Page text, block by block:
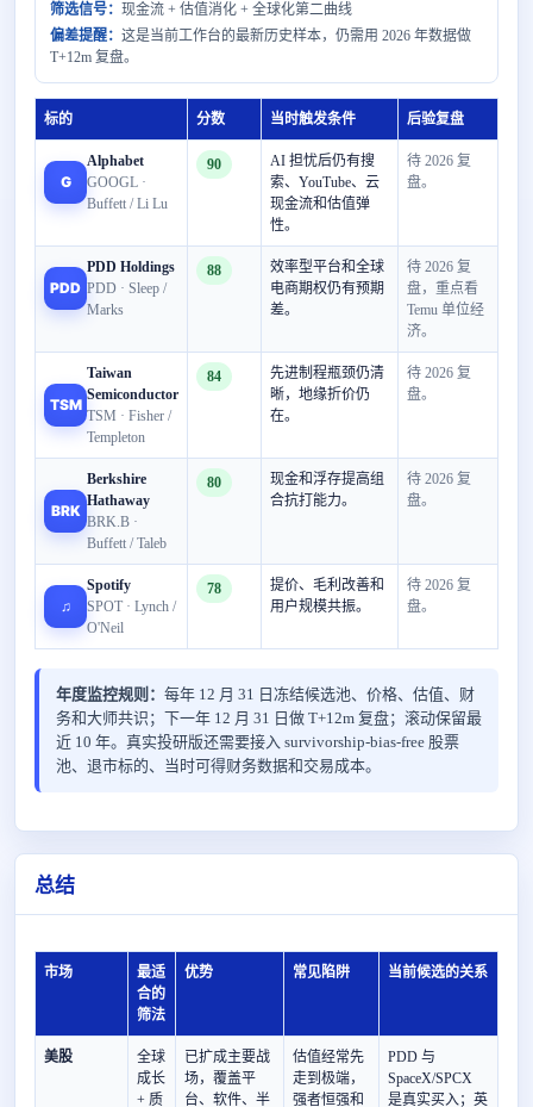
筛选信号： 现金流 + 估值消化 + 全球化第二曲线
偏差提醒： 这是当前工作台的最新历史样本，仍需用 2026 年数据做
T+12m 复盘。
标的 分数 当时触发条件 后验复盘
G
Alphabet
GOOGL ·
Buffett / Li Lu
90
AI 担忧后仍有搜
索、YouTube、云
现金流和估值弹
性。
待 2026 复
盘。
PDD
PDD Holdings
PDD · Sleep /
Marks
88
效率型平台和全球
电商期权仍有预期
差。
待 2026 复
盘，重点看
Temu 单位经
济。
TSM
Taiwan
Semiconductor
TSM · Fisher /
Templeton
84
先进制程瓶颈仍清
晰，地缘折价仍
在。
待 2026 复
盘。
BRK
Berkshire
Hathaway
BRK.B ·
Buffett / Taleb
80
现金和浮存提高组
合抗打能力。
待 2026 复
盘。
♫
Spotify
SPOT · Lynch /
O'Neil
78
提价、毛利改善和
用户规模共振。
待 2026 复
盘。
年度监控规则： 每年 12 月 31 日冻结候选池、价格、估值、财
务和大师共识；下一年 12 月 31 日做 T+12m 复盘；滚动保留最
近 10 年。真实投研版还需要接入 survivorship-bias-free 股票
池、退市标的、当时可得财务数据和交易成本。
总结
市场
最适
合的
筛法
优势 常见陷阱 当前候选的关系
美股
全球
成长
+ 质
已扩成主要战
场，覆盖平
台、软件、半
估值经常先
走到极端，
强者恒强和
PDD 与
SpaceX/SPCX
是真实买入；英